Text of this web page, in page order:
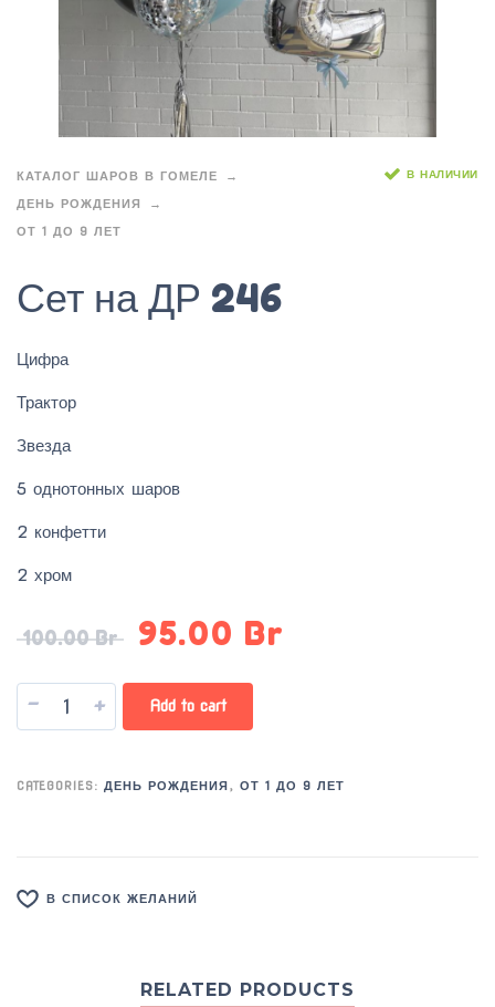
КАТАЛОГ ШАРОВ В ГОМЕЛЕ
ДЕНЬ РОЖДЕНИЯ
ОТ 1 ДО 9 ЛЕТ
В НАЛИЧИИ
Сет на ДР 246
Цифра
Трактор
Звезда
5 однотонных шаров
2 конфетти
2 хром
100.00Br 95.00 Br
- + Add to cart
CATEGORIES: ДЕНЬ РОЖДЕНИЯ, ОТ 1 ДО 9 ЛЕТ
В СПИСОК ЖЕЛАНИЙ
RELATED PRODUCTS